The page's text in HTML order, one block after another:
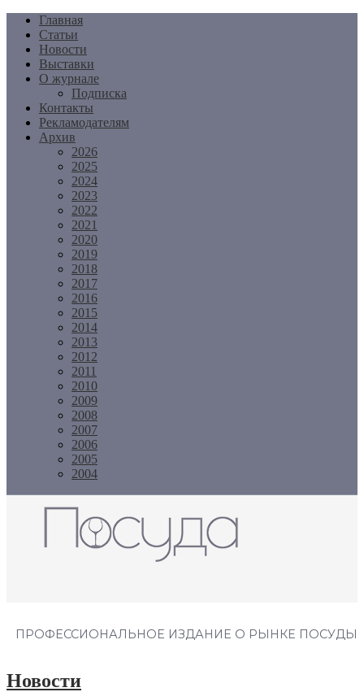
Перейти
содержимому
Главная
Статьи
Новости
Выставки
О журнале
Подписка
Контакты
Рекламодателям
Архив
2026
2025
2024
2023
2022
2021
2020
2019
2018
2017
2016
2015
2014
2013
2012
2011
2010
2009
2008
2007
2006
2005
2004
ПРОФЕССИОНАЛЬНОЕ ИЗДАНИЕ О РЫНКЕ ПОСУДЫ
Новости